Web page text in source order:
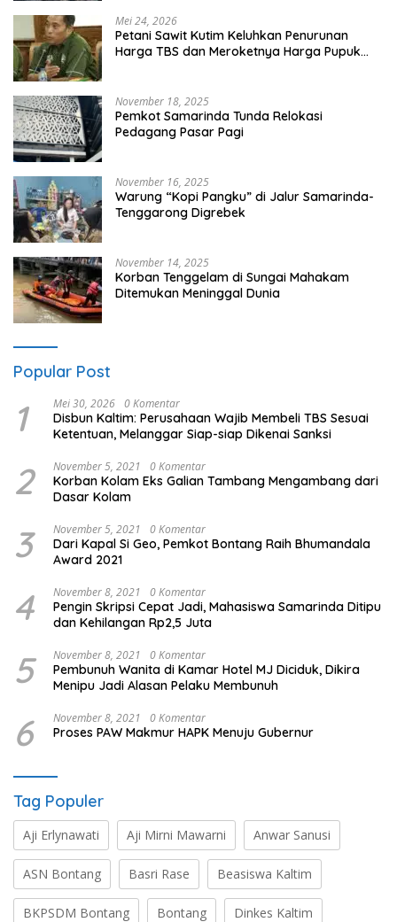
Mei 24, 2026
Petani Sawit Kutim Keluhkan Penurunan
Harga TBS dan Meroketnya Harga Pupuk
November 18, 2025
Pemkot Samarinda Tunda Relokasi
Pedagang Pasar Pagi
November 16, 2025
Warung “Kopi Pangku” di Jalur Samarinda-
Tenggarong Digrebek
November 14, 2025
Korban Tenggelam di Sungai Mahakam
Ditemukan Meninggal Dunia
Popular Post
1 Mei 30, 2026 0 Komentar
Disbun Kaltim: Perusahaan Wajib Membeli TBS Sesuai
Ketentuan, Melanggar Siap-siap Dikenai Sanksi
2 November 5, 2021 0 Komentar
Korban Kolam Eks Galian Tambang Mengambang dari
Dasar Kolam
3 November 5, 2021 0 Komentar
Dari Kapal Si Geo, Pemkot Bontang Raih Bhumandala
Award 2021
4 November 8, 2021 0 Komentar
Pengin Skripsi Cepat Jadi, Mahasiswa Samarinda Ditipu
dan Kehilangan Rp2,5 Juta
5 November 8, 2021 0 Komentar
Pembunuh Wanita di Kamar Hotel MJ Diciduk, Dikira
Menipu Jadi Alasan Pelaku Membunuh
6 November 8, 2021 0 Komentar
Proses PAW Makmur HAPK Menuju Gubernur
Tag Populer
Aji Erlynawati Aji Mirni Mawarni Anwar Sanusi
ASN Bontang Basri Rase Beasiswa Kaltim
BKPSDM Bontang Bontang Dinkes Kaltim